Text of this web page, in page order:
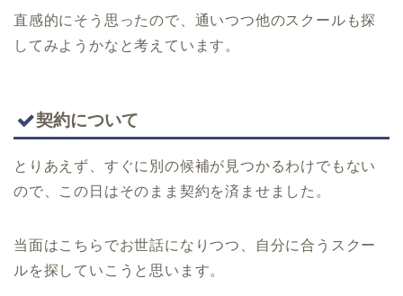
直感的にそう思ったので、通いつつ他のスクールも探
してみようかなと考えています。
契約について
とりあえず、すぐに別の候補が見つかるわけでもない
ので、この日はそのまま契約を済ませました。
当面はこちらでお世話になりつつ、自分に合うスクー
ルを探していこうと思います。